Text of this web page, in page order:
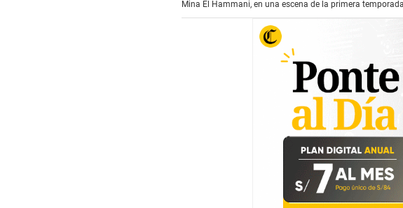
Mina El Hammani, en una escena de la primera